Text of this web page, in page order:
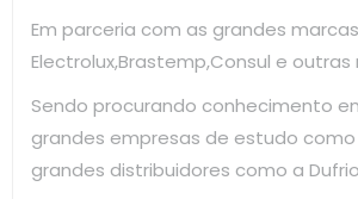
Em parceria com as grandes
Electrolux,Brastemp,Consul e outras
Sendo procurando conhecimento
grandes empresas de estudo como
grandes distribuidores como a